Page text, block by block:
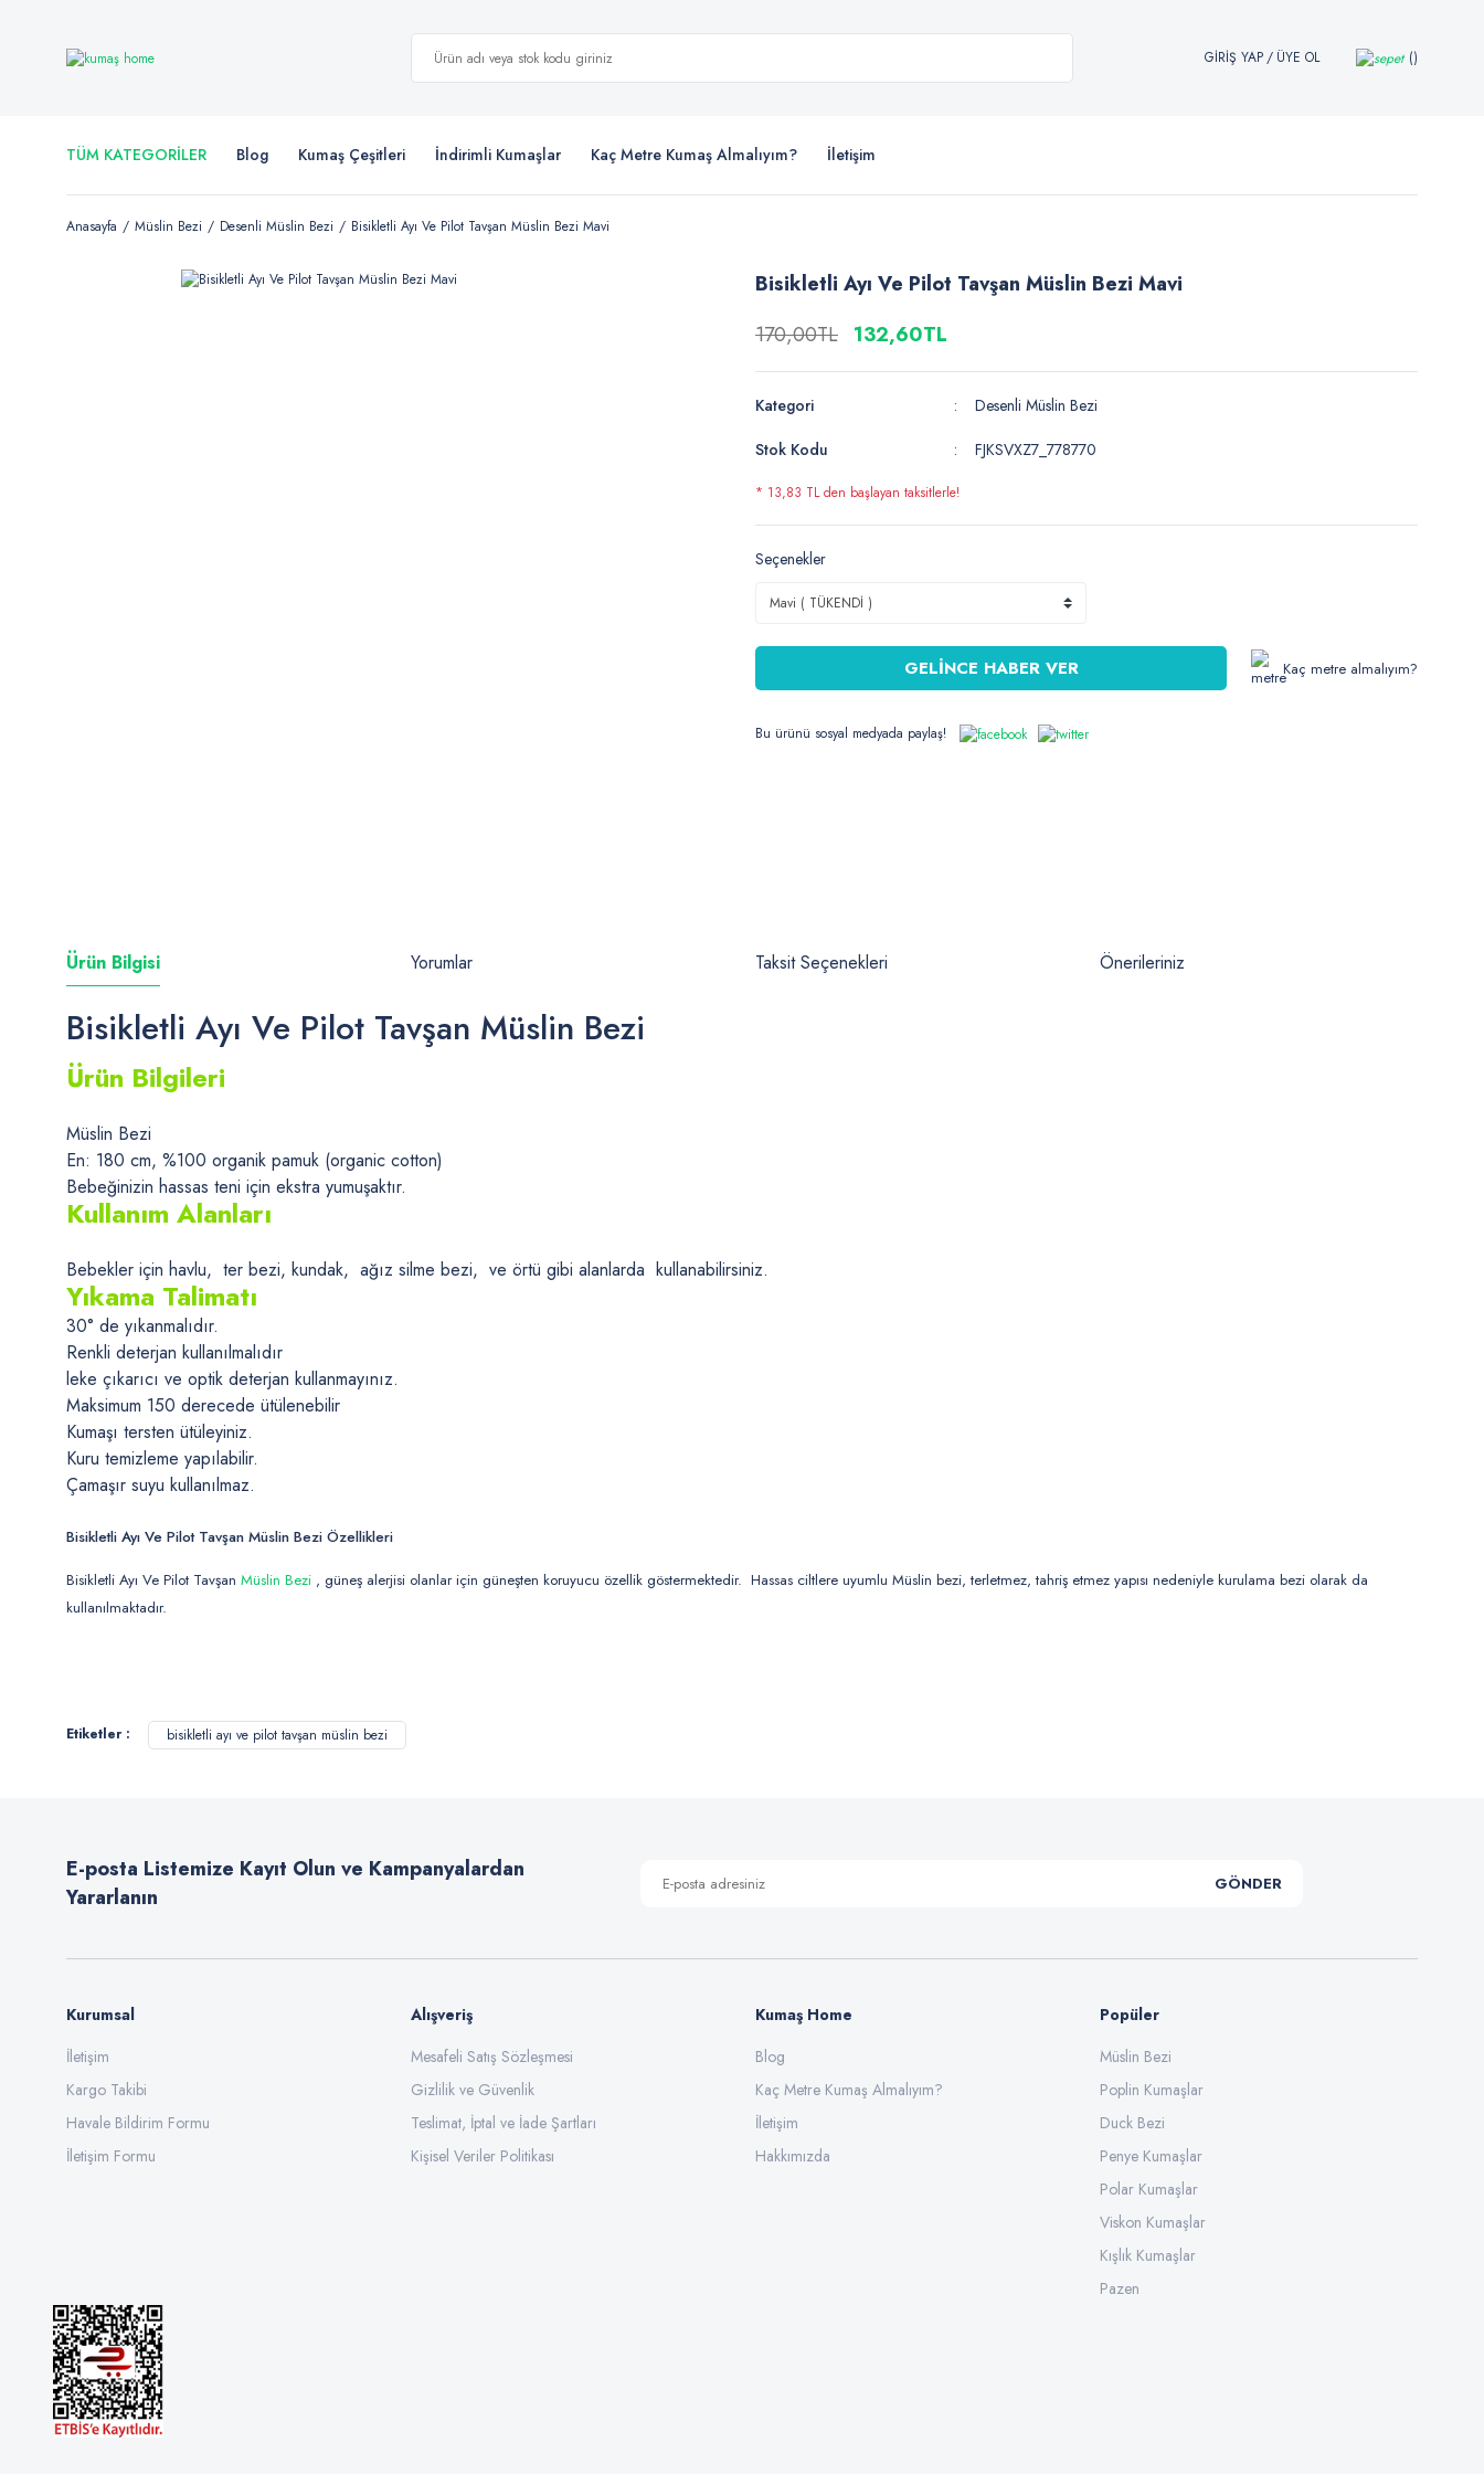
GİRİŞ YAP/ ÜYE OL
TÜM KATEGORİLER Blog Kumaş Çeşitleri İndirimli Kumaşlar Kaç Metre Kumaş Almalıyım? İletişim
Anasayfa Müslin Bezi Desenli Müslin Bezi Bisikletli Ayı Ve Pilot Tavşan Müslin Bezi Mavi
Bisikletli Ayı Ve Pilot Tavşan Müslin Bezi Mavi
170,00TL 132,60TL
Kategori
Desenli Müslin Bezi
Stok Kodu
FJKSVXZ7_778770
* 13,83 TL den başlayan taksitlerle!
Seçenekler
GELİNCE HABER VER Kaç metre almalıyım?
Bu ürünü sosyal medyada paylaş!
Ürün Bilgisi Yorumlar Taksit Seçenekleri Önerileriniz
Bisikletli Ayı Ve Pilot Tavşan Müslin Bezi
Ürün Bilgileri
Müslin Bezi
En: 180 cm, %100 organik pamuk (organic cotton)
Bebeğinizin hassas teni için ekstra yumuşaktır.
Kullanım Alanları
Bebekler için havlu, ter bezi, kundak, ağız silme bezi, ve örtü gibi alanlarda kullanabilirsiniz.
Yıkama Talimatı
30° de yıkanmalıdır.
Renkli deterjan kullanılmalıdır
leke çıkarıcı ve optik deterjan kullanmayınız.
Maksimum 150 derecede ütülenebilir
Kumaşı tersten ütüleyiniz.
Kuru temizleme yapılabilir.
Çamaşır suyu kullanılmaz.
Bisikletli Ayı Ve Pilot Tavşan Müslin Bezi Özellikleri
Bisikletli Ayı Ve Pilot Tavşan Müslin Bezi , güneş alerjisi olanlar için güneşten koruyucu özellik göstermektedir. Hassas ciltlere uyumlu Müslin bezi, terletmez, tahriş etmez yapısı nedeniyle kurulama bezi olarak da
kullanılmaktadır.
Ürün resmi kalitesiz, bozuk veya görüntülenemiyor.
Ürün fiyatı diğer sitelerden daha pahalı.
Bu ürüne benzer farklı alternatifler olmalı.
Gönder
Etiketler : bisikletli ayı ve pilot tavşan müslin bezi
E-posta Listemize Kayıt Olun ve Kampanyalardan
Yararlanın
GÖNDER
Kurumsal
İletişim
Kargo Takibi
Havale Bildirim Formu
İletişim Formu
Alışveriş
Mesafeli Satış Sözleşmesi
Gizlilik ve Güvenlik
Teslimat, İptal ve İade Şartları
Kişisel Veriler Politikası
Kumaş Home
Blog
Kaç Metre Kumaş Almalıyım?
İletişim
Hakkımızda
Popüler
Müslin Bezi
Poplin Kumaşlar
Duck Bezi
Penye Kumaşlar
Polar Kumaşlar
Viskon Kumaşlar
Kışlık Kumaşlar
Pazen